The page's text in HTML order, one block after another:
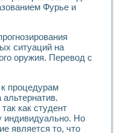
центра «Технологии
постоянного тока
формирования
курсу ИИС на базе
Фурье и
ситуаций на
оружия. Перевод с
к процедурам
как студент
индивидуально. Но
является то, что